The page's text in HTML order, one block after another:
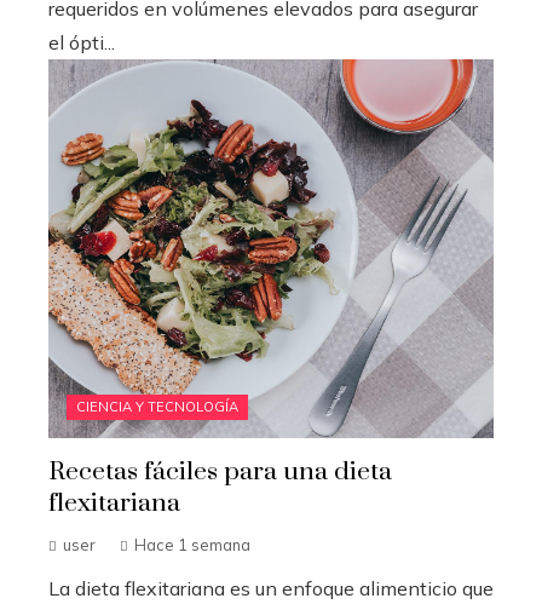
requeridos en volúmenes elevados para asegurar
el ópti...
CIENCIA Y TECNOLOGÍA
Recetas fáciles para una dieta
flexitariana
user Hace 1 semana
La dieta flexitariana es un enfoque alimenticio que